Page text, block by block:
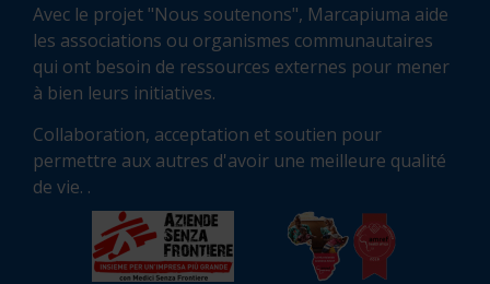
Avec le projet "Nous soutenons", Marcapiuma aide
les associations ou organismes communautaires
qui ont besoin de ressources externes pour mener
à bien leurs initiatives.
Collaboration, acceptation et soutien pour
permettre aux autres d'avoir une meilleure qualité
de vie. .